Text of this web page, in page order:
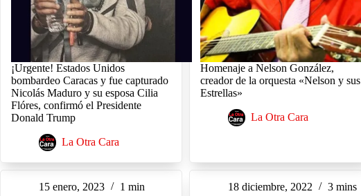
¡Urgente! Estados Unidos
bombardeo Caracas y fue capturado
Nicolás Maduro y su esposa Cilia
Flóres, confirmó el Presidente
Donald Trump
La Otra Cara
Homenaje a Nelson González,
creador de la orquesta «Nelson y sus
Estrellas»
La Otra Cara
15 enero, 2023 1 min 18 diciembre, 2022 3 mins